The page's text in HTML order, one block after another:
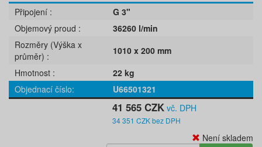
Připojení
G 3"
Objemový proud
36260 l/min
Rozměry (Výška x
průměr)
1010 x 200 mm
Hmotnost
22 kg
Objednací číslo
U66501321
41 565 CZK vč. DPH
34 351 CZK bez DPH
Není skladem